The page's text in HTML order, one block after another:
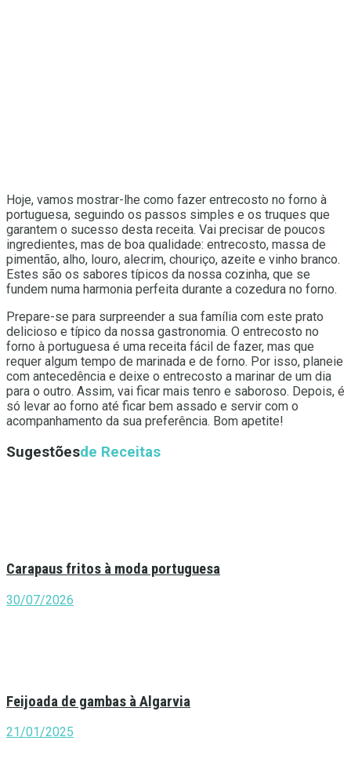
Hoje, vamos mostrar-lhe como fazer entrecosto no forno à
portuguesa, seguindo os passos simples e os truques que
garantem o sucesso desta receita. Vai precisar de poucos
ingredientes, mas de boa qualidade: entrecosto, massa de
pimentão, alho, louro, alecrim, chouriço, azeite e vinho branco.
Estes são os sabores típicos da nossa cozinha, que se
fundem numa harmonia perfeita durante a cozedura no forno.
Prepare-se para surpreender a sua família com este prato
delicioso e típico da nossa gastronomia. O entrecosto no
forno à portuguesa é uma receita fácil de fazer, mas que
requer algum tempo de marinada e de forno. Por isso, planeie
com antecedência e deixe o entrecosto a marinar de um dia
para o outro. Assim, vai ficar mais tenro e saboroso. Depois, é
só levar ao forno até ficar bem assado e servir com o
acompanhamento da sua preferência. Bom apetite!
Sugestõesde Receitas
Carapaus fritos à moda portuguesa
30/07/2026
Feijoada de gambas à Algarvia
21/01/2025